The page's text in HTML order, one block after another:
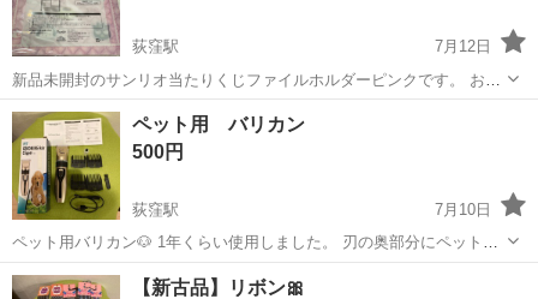
荻窪駅
7月12日
新品未開封のサンリオ当たりくじファイルホルダーピンクです。 お目
当ての物ではなかったたため出品いたします。 平日19:00以降か休日
に新宿から荻窪駅でお取引できる方でお願いいたします。
東京 杉並区 荻窪駅 その他
ペット用 バリカン
500円
荻窪駅
7月10日
ペット用バリカン🐶 1年くらい使用しました。 刃の奥部分にペットの
毛が残っています。 ご了解いただける方に。
東京 杉並区 荻窪駅 その他
【新古品】リボン🎀